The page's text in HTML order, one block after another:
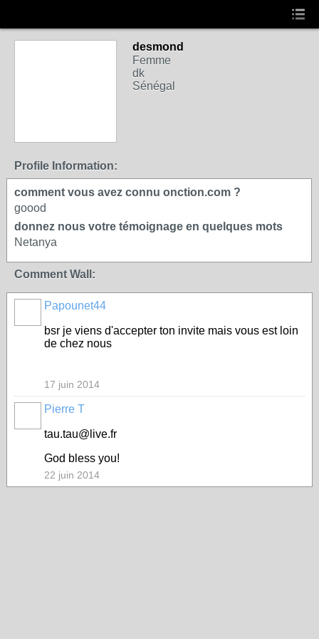
desmond
Femme
dk
Sénégal
Profile Information:
comment vous avez connu onction.com ?
goood
donnez nous votre témoignage en quelques mots
Netanya
Comment Wall:
Papounet44
bsr je viens d'accepter ton invite mais vous est loin
de chez nous
17 juin 2014
Pierre T
tau.tau@live.fr
God bless you!
22 juin 2014